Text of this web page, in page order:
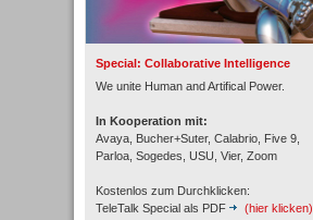
Special: Collaborative Intelligence
We unite Human and Artifical Power.
In Kooperation mit:
Avaya, Bucher+Suter, Calabrio, Five 9,
Parloa, Sogedes, USU, Vier, Zoom
Kostenlos zum Durchklicken:
TeleTalk Special als PDF
(hier klicken)